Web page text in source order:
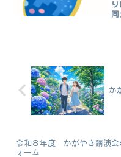
か
令和８年度 かがやき講演会
ォーム